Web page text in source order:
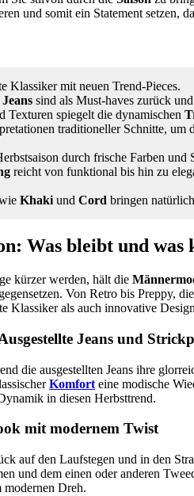
und somit ein Statement setzen,
Klassiker mit neuen Trend-Pieces.
sind als Must-haves zurück
Texturen spiegelt die dynamischen
traditioneller Schnitte,
durch frische Farben und
reicht von funktional bis hin zu
Khaki und Cord bringen
Was bleibt und was
kürzer werden, hält die
Von Retro bis Preppy, die
Klassiker als auch innovative
Jeans und
die ausgestellten Jeans ihre
Komfort eine modische
in diesen Herbsttrend.
mit modernem Twist
auf den Laufstegen und in den
und dem einen oder anderen
modernen Dreh.